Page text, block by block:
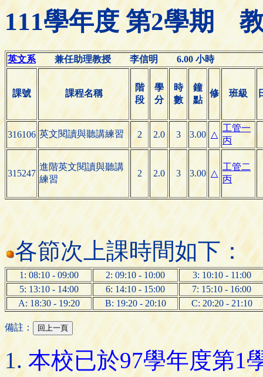
111學年度 第2學期
英文系兼任助理教授 李信明 6.00 小時
課號 課程名稱
階
段
學
分
時
數
鐘
點
修 班級
316106 英文閱讀與聽講練習 2 2.0 3 3.00 △
工管一
丙
315247
進階英文閱讀與聽講
練習
2 2.0 3 3.00 △
工管二
丙
各節次上課時間如下：
1: 08:10 - 09:00 2: 09:10 - 10:00
3: 10:10 - 11:00
5: 13:10 - 14:00
6: 14:10 - 15:00
7: 15:10 - 16:00
A: 18:30 - 19:20
B: 19:20 - 20:10 C: 20:20 - 21:10
備註：
本校已於97學年度第1